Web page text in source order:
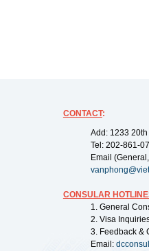
CONTACT:
Add: 1233
Tel: 202-861-
Email
CONSULAR
1. General
2. Visa
3. Feedback &
Email: